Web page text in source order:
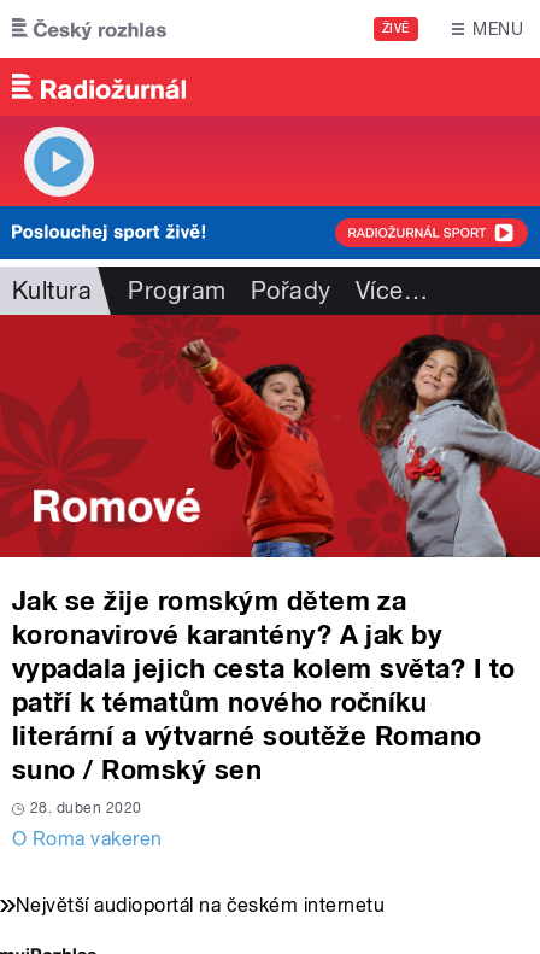
Přejít k hlavnímu obsahu
ŽIVĚ MENU
Kultura Program Pořady Více…
Jak se žije romským dětem za
koronavirové karantény? A jak by
vypadala jejich cesta kolem světa? I to
patří k tématům nového ročníku
literární a výtvarné soutěže Romano
suno / Romský sen
28. duben 2020
O Roma vakeren
Největší audioportál na českém internetu